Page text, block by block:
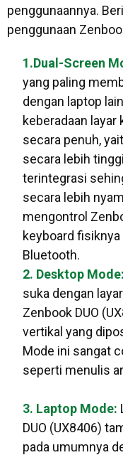
penggunaannya.
penggunaan
1.Dual-Screen
yang paling
dengan laptop
keberadaan layar
secara penuh,
secara lebih
terintegrasi
secara lebih
mengontrol
keyboard
Bluetooth.
2. Desktop Mode:
suka dengan
Zenbook DUO
vertikal yang
Mode ini sangat
seperti menulis
3. Laptop Mode:
DUO (UX8406)
pada umumnya